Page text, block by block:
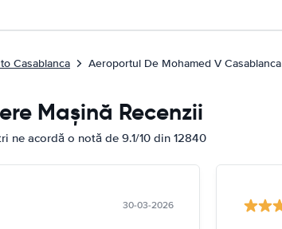
Casablanca Aeroportul De Mohamed V Casablanca
Mașină Recenzii
ne acordă o notă de 9.1/10 din 12840
30-03-2026